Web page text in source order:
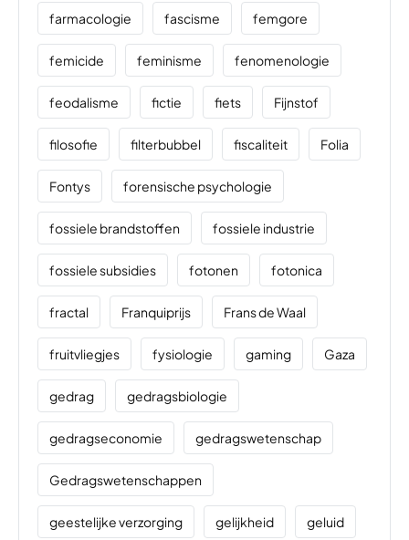
farmacologie fascisme femgore
femicide feminisme fenomenologie
feodalisme fictie fiets Fijnstof
filosofie filterbubbel fiscaliteit Folia
Fontys forensische psychologie
fossiele brandstoffen fossiele industrie
fossiele subsidies fotonen fotonica
fractal Franquiprijs Frans de Waal
fruitvliegjes fysiologie gaming Gaza
gedrag gedragsbiologie
gedragseconomie gedragswetenschap
Gedragswetenschappen
geestelijke verzorging gelijkheid geluid